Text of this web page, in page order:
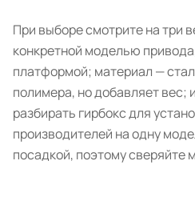
При выборе смотрите на три
конкретной моделью
платформой; материал —
полимера, но добавляет вес;
разбирать гирбокс для
производителей на одну
посадкой, поэтому сверяйте